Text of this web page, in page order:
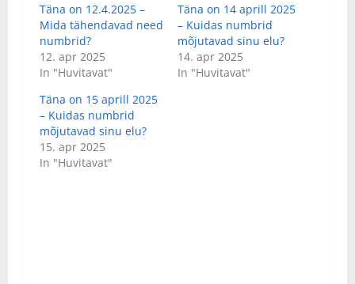
Täna on 12.4.2025 –
Mida tähendavad need
numbrid?
12. apr 2025
In "Huvitavat"
Täna on 14 aprill 2025
– Kuidas numbrid
mõjutavad sinu elu?
14. apr 2025
In "Huvitavat"
Täna on 15 aprill 2025
– Kuidas numbrid
mõjutavad sinu elu?
15. apr 2025
In "Huvitavat"